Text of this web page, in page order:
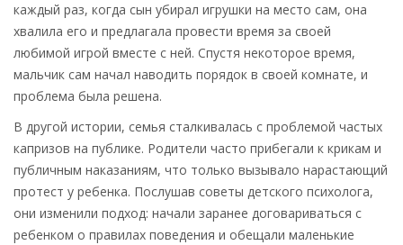
каждый раз, когда сын убирал игрушки на место сам, она
хвалила его и предлагала провести время за своей
любимой игрой вместе с ней. Спустя некоторое время,
мальчик сам начал наводить порядок в своей комнате, и
проблема была решена.
В другой истории, семья сталкивалась с проблемой частых
капризов на публике. Родители часто прибегали к крикам и
публичным наказаниям, что только вызывало нарастающий
протест у ребенка. Послушав советы детского психолога,
они изменили подход: начали заранее договариваться с
ребенком о правилах поведения и обещали маленькие